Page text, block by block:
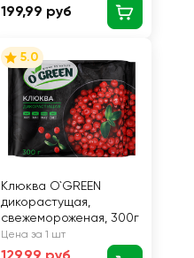
199,99 руб
5.0
Клюква O`GREEN
дикорастущая,
свежемороженая, 300г
Цена за 1 шт